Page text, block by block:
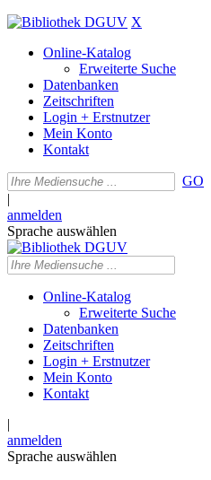
X
Online-Katalog
Erweiterte Suche
Datenbanken
Zeitschriften
Login + Erstnutzer
Mein Konto
Kontakt
GO
|
anmelden
Sprache auswählen
Online-Katalog
Erweiterte Suche
Datenbanken
Zeitschriften
Login + Erstnutzer
Mein Konto
Kontakt
|
anmelden
Sprache auswählen